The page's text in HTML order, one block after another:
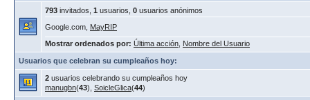
793 invitados, 1 usuarios, 0 usuarios anónimos
Google.com, MayRIP
Mostrar ordenados por: Última acción Nombre del Usuario
Usuarios que celebran su cumpleaños hoy:
2 usuarios celebrando su cumpleaños hoy
manugbn(43), SoicleGlica(44)